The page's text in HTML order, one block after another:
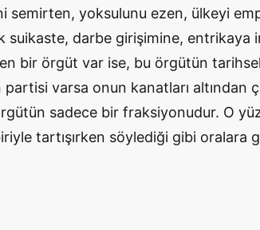
semirten, yoksulunu ezen, ülkeyi
suikaste, darbe girişimine, entrikaya
bir örgüt var ise, bu örgütün
varsa onun kanatları altından
sadece bir fraksiyonudur. O
tartışırken söylediği gibi oralara